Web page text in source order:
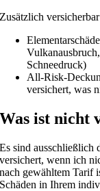
Zusätzlich
Schneedruck)
All-Risk-
versichert, was
Was ist nicht
Es sind ausschließlich
versichert, wenn ich
nach gewähltem Tarif
Schäden in Ihrem